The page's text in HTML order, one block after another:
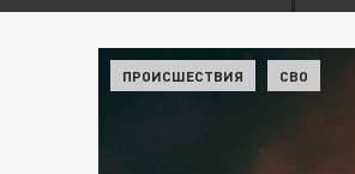
ПРОИСШЕСТВИЯ СВО